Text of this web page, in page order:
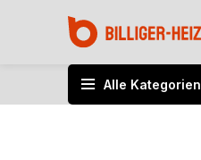
Alle Kategorien